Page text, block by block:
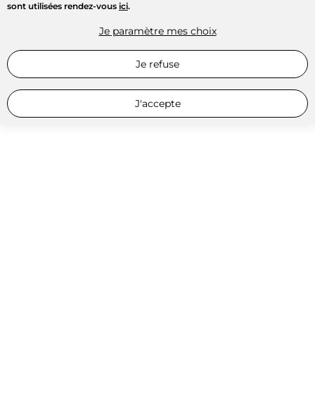
sont utilisées rendez-vous ici.
Je paramètre mes choix
Je refuse
J'accepte